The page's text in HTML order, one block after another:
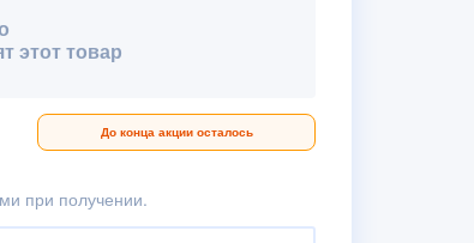
этот товар
До конца акции осталось
при получении.